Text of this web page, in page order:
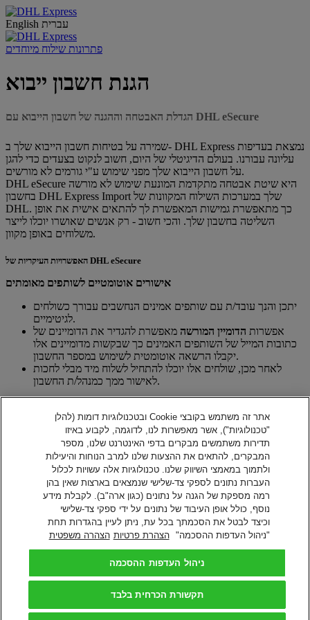
English עברית
פתרונות שילוח מיוחדים
הגנת חשבון ייבוא
הגדלת האבטחה וההגנה של חשבון הייבוא עם DHL eSecure
שמירה על בטיחות חשבון הייבוא שלך ב- DHL Express נמצאת בעדיפות
עליונה עבורנו. בעולם הדיגיטלי של היום, חשוב לנקוט בצעדים כדי להגן
על חשבון הייבוא ​​שלך מפני שימוש ע"י גורמים לא מורשים.
DHL eSecure היא שיטת אבטחה מתקדמת המונעת שימוש לא מורשה
בחשבון DHL Express Import שלך במערכות השילוח המקוונות של
DHL. כך מתאפשרת גמישות המאפשרת לך להתאים אישית את אופן
השליטה בחשבון שלך. והכי חשוב - רק אנשים שאושרו יוכלו לייצר
משלוחים באופן מקוון.
האפשרויות העיקריות של DHL eSecure
אישורים אוטומטיים לשותפים מאומתים
יתכן והנך עובד/ת עם שותפים אמינים הנחשבים עבורך כשולחים
לגיטימיים.
אפשרות הדומיין המורשה מאפשרת להגדיר את הדומיינים של
כתובות המייל של השותפים האמינים כך שבקשות מדומיינים אלו
יקבלו הרשאה אוטומטית לשימוש במספר החשבון.
לאחר מכן, שולחים אלו יוכלו להתחיל לשלוח מיד מבלי לחכות
לאישור ממך כמנהל/ת החשבון.
אידיאלי לצמצום בקשות שימוש בחשבון משולחים לא מהימנים.
אפשרותMy Domainשלנו מאפשרת לך להגדיר דומיינים דרך
דואר אלקטרוני באישורך, כך שכל בקשות הדומיין האחרות יידחו
אוטומטית.
כדי להנות מאפשרויות הגנת החשבון של DHL eSecure Import!יש
לפנות לתמיכה של DHL
לקריאה נוספת על אמצעי הגנת חשבונות
שאלות נפוצות – הגנה על חשבון הלקוח/ה
מידע על שימוש ב-DHL Express eSecure
חזרה למעלה
אתר זה משתמש בקובצי Cookie ובטכנולוגיות דומות (להלן
"טכנולוגיות"), אשר מאפשרות לנו, לדוגמה, לקבוע באיזו
תדירות משתמשים מבקרים בדפי האינטרנט שלנו, מספר
המבקרים, להתאים את ההצעות שלנו למרב הנוחות והיעילות
ולתמוך במאמצי השיווק שלנו. טכנולוגיות אלה עשויות לכלול
העברות נתונים לספקי צד-שלישי שנמצאים בארצות שאין בהן
רמה מספקת של הגנה על נתונים (כגון ארה"ב). לקבלת מידע
נוסף, כולל אופן העיבוד של נתונים על ידי ספקי צד-שלישי
וכיצד לבטל את הסכמתך בכל עת, ניתן לעיין בהגדרות תחת
"ניהול העדפות ההסכמה"
הצהרת פרטיות הצהרה משפטית
ניהול העדפות ההסכמה
תקשורת הכרחית בלבד